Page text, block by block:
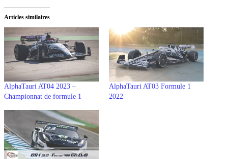
Articles similaires
AlphaTauri AT04 2023 –
Championnat de formule 1
AlphaTauri AT03 Formule 1
2022